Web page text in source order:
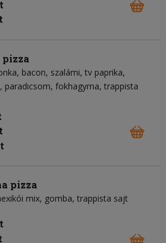
pizza
bacon szalámi tv paprika
paradicsom fokhagyma trappista
pizza
mix gomba trappista sajt